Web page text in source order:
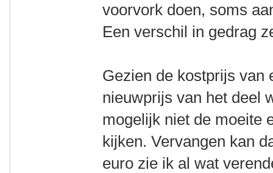
voorvork doen, soms
Een verschil in gedrag
Gezien de kostprijs van
nieuwprijs van het deel
mogelijk niet de moeite
kijken. Vervangen kan
euro zie ik al wat